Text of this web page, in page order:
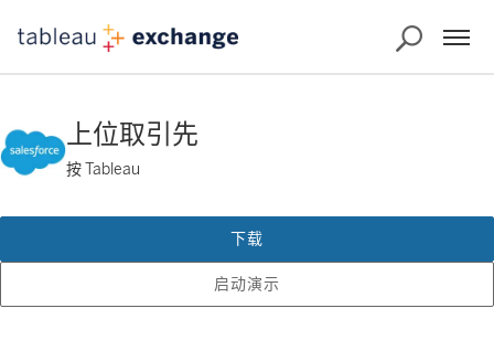
上位取引先
按 Tableau
启动演示
下载